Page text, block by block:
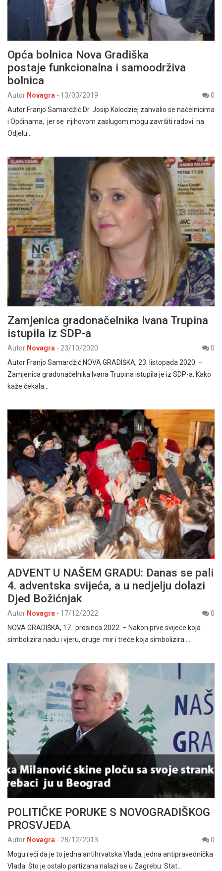
Opća bolnica Nova Gradiška
postaje funkcionalna i samoodrživa
bolnica
Autor Novagra - 13/03/2019
0
Autor Franjo Samardžić Dr. Josip Kolodziej zahvalio se načelnicima
i Općinama, jer se njihovom zaslugom mogu završiti radovi na
Odjelu…
Zamjenica gradonačelnika Ivana Trupina
istupila iz SDP-a
Autor Novagra - 23/10/2020
0
Autor Franjo Samardžić NOVA GRADIŠKA, 23. listopada 2020. –
Zamjenica gradonačelnika Ivana Trupina istupila je iz SDP-a. Kako
kaže čekala…
ADVENT U NAŠEM GRADU: Danas se pali
4. adventska svijeća, a u nedjelju dolazi
Djed Božićnjak
Autor Novagra - 17/12/2022
0
NOVA GRADIŠKA, 17. prosinca 2022. – Nakon prve svijeće koja
simbolizira nadu i vjeru, druge mir i treće koja simbolizira …
POLITIČKE PORUKE S NOVOGRADIŠKOG
PROSVJEDA
Autor Novagra - 28/12/2013
0
Mogu reći da je to jedna antihrvatska Vlada, jedna antipravednička
Vlada. Što je ostalo partizana nalazi se u Zagrebu. Stat…